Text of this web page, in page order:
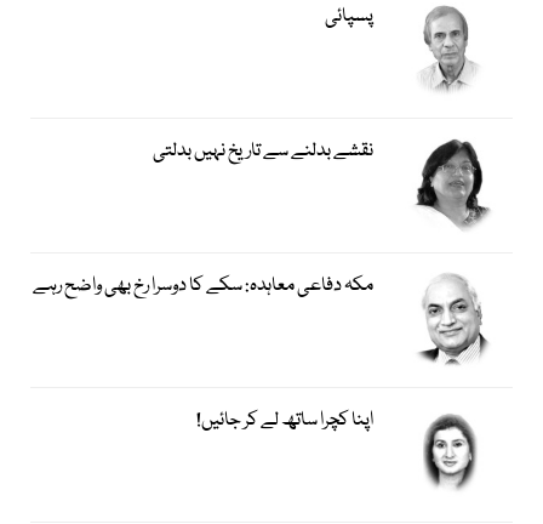
پسپائی
نقشے بدلنے سے تاریخ نہیں بدلتی
مکہ دفاعی معاہدہ: سکے کا دوسرا رخ بھی واضح رہے
اپنا کچرا ساتھ لے کر جائیں!